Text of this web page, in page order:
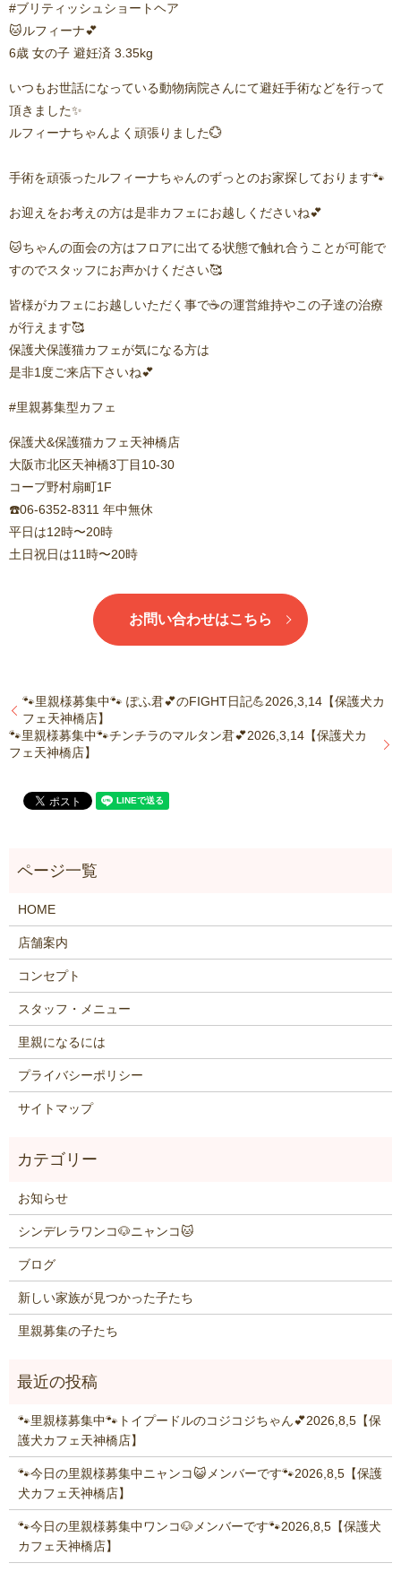
#ブリティッシュショートヘア
🐱ルフィーナ💕
6歳 女の子 避妊済 3.35kg
いつもお世話になっている動物病院さんにて避妊手術などを行って
頂きました✨️
ルフィーナちゃんよく頑張りました💮
手術を頑張ったルフィーナちゃんのずっとのお家探しております🐾
お迎えをお考えの方は是非カフェにお越しくださいね💕
🐱ちゃんの面会の方はフロアに出てる状態で触れ合うことが可能で
すのでスタッフにお声かけください🥰
皆様がカフェにお越しいただく事で☕の運営維持やこの子達の治療
が行えます🥰
保護犬保護猫カフェが気になる方は
是非1度ご来店下さいね💕
#里親募集型カフェ
保護犬&保護猫カフェ天神橋店
大阪市北区天神橋3丁目10-30
コープ野村扇町1F
☎️06-6352-8311 年中無休
平日は12時〜20時
土日祝日は11時〜20時
お問い合わせはこちら
🐾里親様募集中🐾 ぽふ君💕のFIGHT日記💪2026,3,14【保護犬カ
フェ天神橋店】
🐾里親様募集中🐾チンチラのマルタン君💕2026,3,14【保護犬カ
フェ天神橋店】
HOME
店舗案内
コンセプト
スタッフ・メニュー
里親になるには
プライバシーポリシー
サイトマップ
お知らせ
シンデレラワンコ🐶ニャンコ🐱
ブログ
新しい家族が見つかった子たち
里親募集の子たち
🐾里親様募集中🐾トイプードルのコジコジちゃん💕2026,8,5【保
護犬カフェ天神橋店】
🐾今日の里親様募集中ニャンコ😺メンバーです🐾2026,8,5【保護
犬カフェ天神橋店】
🐾今日の里親様募集中ワンコ🐶メンバーです🐾2026,8,5【保護犬
カフェ天神橋店】